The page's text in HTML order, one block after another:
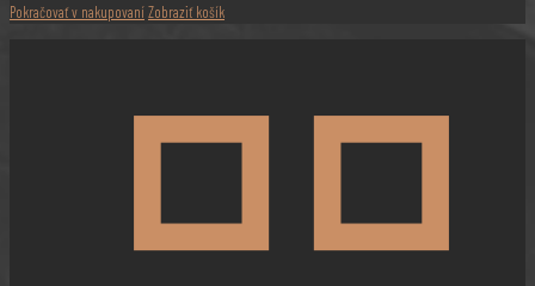
Pokračovať v nakupovaníZobraziť košík